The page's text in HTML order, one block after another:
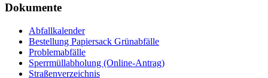
Dokumente
Abfallkalender
Bestellung Papiersack Grünabfälle
Problemabfälle
Sperrmüllabholung (Online-Antrag)
Straßenverzeichnis